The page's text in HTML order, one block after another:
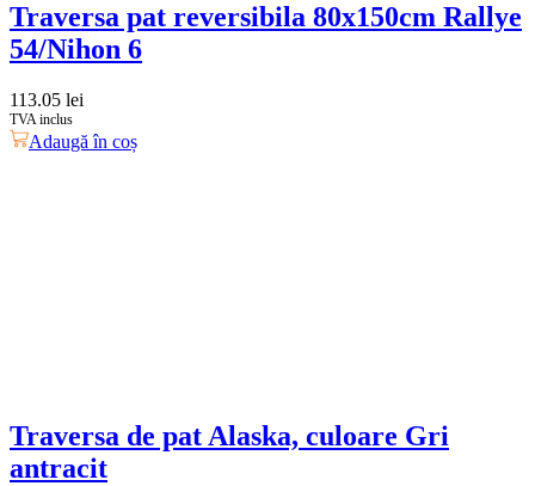
Traversa pat reversibila 80x150cm Rallye
54/Nihon 6
113.05 lei
TVA inclus
Adaugă în coș
Traversa de pat Alaska, culoare Gri
antracit